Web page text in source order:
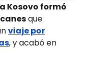
Kosovo formó
que
viaje por
, y acabó en